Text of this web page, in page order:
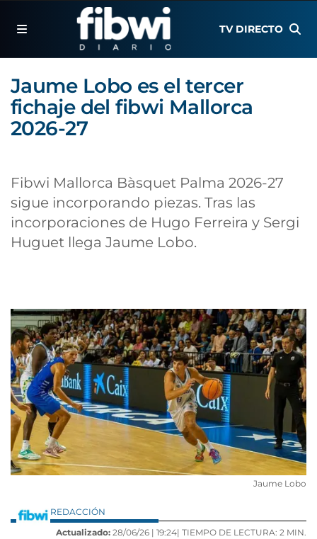
TV DIRECTO
Jaume Lobo es el tercer
fichaje del fibwi Mallorca
2026-27
Fibwi Mallorca Bàsquet Palma 2026-27
sigue incorporando piezas. Tras las
incorporaciones de Hugo Ferreira y Sergi
Huguet llega Jaume Lobo.
Jaume Lobo
REDACCIÓN
Actualizado: 28/06/26 | 19:24| TIEMPO DE LECTURA: 2 MIN.